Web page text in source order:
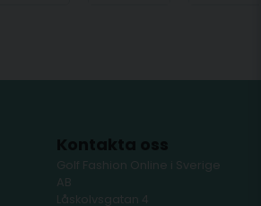
Golf Fashion Online i Sverige
AB
Låskolvsgatan 4